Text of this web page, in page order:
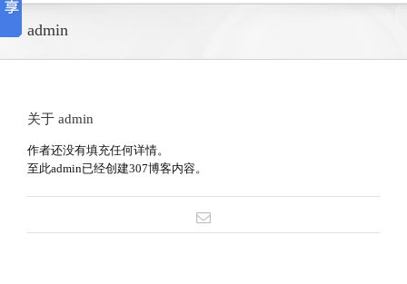
admin
关于 admin
作者还没有填充任何详情。
至此admin已经创建307博客内容。